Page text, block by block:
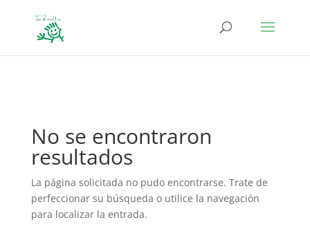
No se encontraron
resultados
La página solicitada no pudo encontrarse. Trate de
perfeccionar su búsqueda o utilice la navegación
para localizar la entrada.